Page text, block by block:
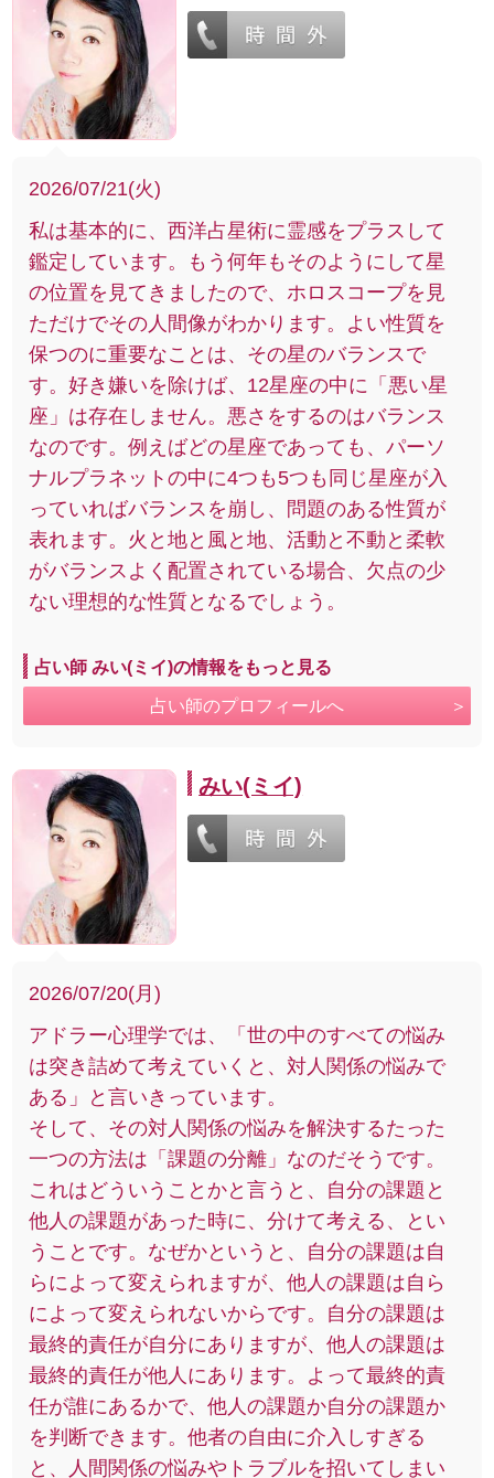
2026/07/21(火)
私は基本的に、西洋占星術に霊感をプラスして
鑑定しています。もう何年もそのようにして星
の位置を見てきましたので、ホロスコープを見
ただけでその人間像がわかります。よい性質を
保つのに重要なことは、その星のバランスで
す。好き嫌いを除けば、12星座の中に「悪い星
座」は存在しません。悪さをするのはバランス
なのです。例えばどの星座であっても、パーソ
ナルプラネットの中に4つも5つも同じ星座が入
っていればバランスを崩し、問題のある性質が
表れます。火と地と風と地、活動と不動と柔軟
がバランスよく配置されている場合、欠点の少
ない理想的な性質となるでしょう。
占い師 みい(ミイ)の情報をもっと見る
占い師のプロフィールへ
みい(ミイ)
2026/07/20(月)
アドラー心理学では、「世の中のすべての悩み
は突き詰めて考えていくと、対人関係の悩みで
ある」と言いきっています。
そして、その対人関係の悩みを解決するたった
一つの方法は「課題の分離」なのだそうです。
これはどういうことかと言うと、自分の課題と
他人の課題があった時に、分けて考える、とい
うことです。なぜかというと、自分の課題は自
らによって変えられますが、他人の課題は自ら
によって変えられないからです。自分の課題は
最終的責任が自分にありますが、他人の課題は
最終的責任が他人にあります。よって最終的責
任が誰にあるかで、他人の課題か自分の課題か
を判断できます。他者の自由に介入しすぎる
と、人間関係の悩みやトラブルを招いてしまい